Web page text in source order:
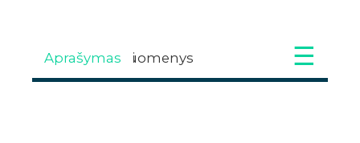
Aprašymas
Techniniai duomenys
Atsisiuntimai
Galerija